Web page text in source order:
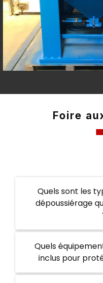
Foire
Quels sont les
dépoussiérage
Quels
inclus pour